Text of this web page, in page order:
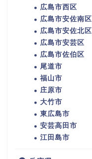
広島市西区
広島市安佐南区
広島市安佐北区
広島市安芸区
広島市佐伯区
尾道市
福山市
庄原市
大竹市
東広島市
安芸高田市
江田島市